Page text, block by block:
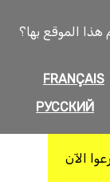
الموقع بها؟
FRANÇAIS
РУССКИЙ
الآن